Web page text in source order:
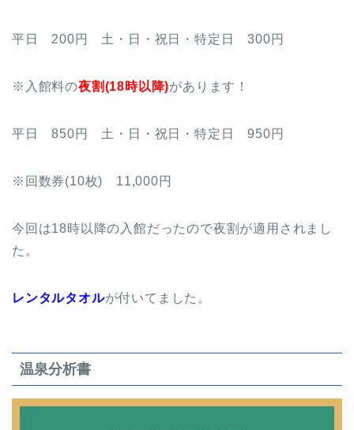
平日 200円 土・日・祝日・特定日 300円
※入館料の夜割(18時以降)があります！
平日 850円 土・日・祝日・特定日 950円
※回数券(10枚) 11,000円
今回は18時以降の入館だったので夜割が適用されまし
た。
レンタルタオルが付いてました。
温泉分析書